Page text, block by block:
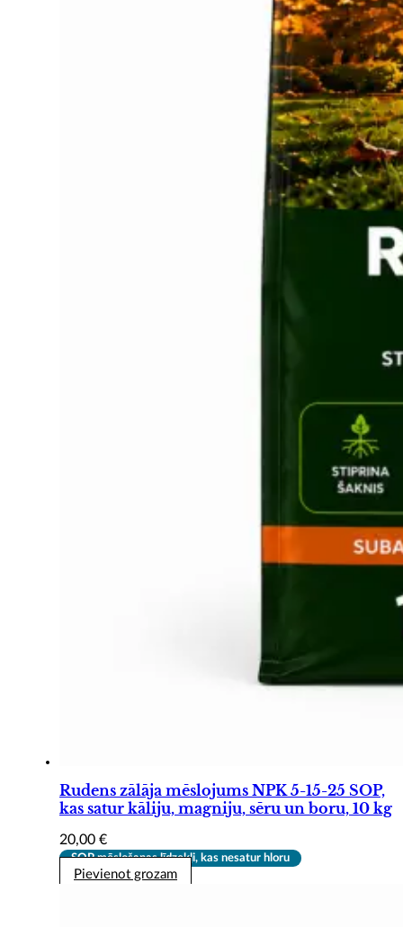
Rudens zālāja mēslojums NPK 5-15-25 SOP,
kas satur kāliju, magniju, sēru un boru, 10 kg
20,00 €
SOP mēslošanas līdzekļi, kas nesatur hloru
Pievienot grozam